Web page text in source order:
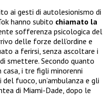
ai gesti di autolesionismo di
hanno subito chiamato la
sofferenza psicologica del
delle forze dell’ordine e
a ferirsi, senza ascoltare i
smettere. Secondo quanto
i tre figli minorenni
fuoco, un’ambulanza e gli
di Miami-Dade, dopo le